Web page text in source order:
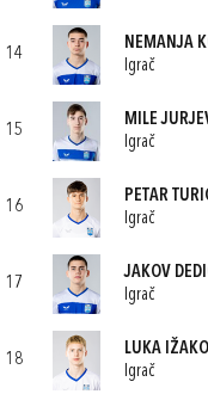
14
NEMANJA
Igrač
15
MILE
Igrač
16
PETAR
Igrač
17
JAKOV
Igrač
18
LUKA
Igrač